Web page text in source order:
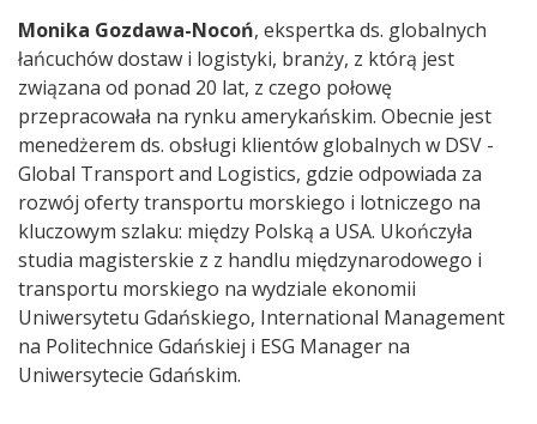
Monika Gozdawa-Nocoń, ekspertka ds. globalnych
łańcuchów dostaw i logistyki, branży, z którą jest
związana od ponad 20 lat, z czego połowę
przepracowała na rynku amerykańskim. Obecnie jest
menedżerem ds. obsługi klientów globalnych w DSV -
Global Transport and Logistics, gdzie odpowiada za
rozwój oferty transportu morskiego i lotniczego na
kluczowym szlaku: między Polską a USA. Ukończyła
studia magisterskie z z handlu międzynarodowego i
transportu morskiego na wydziale ekonomii
Uniwersytetu Gdańskiego, International Management
na Politechnice Gdańskiej i ESG Manager na
Uniwersytecie Gdańskim.